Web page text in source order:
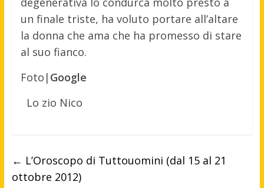
un finale triste, ha voluto portare all’altare
la donna che ama che ha promesso di stare
al suo fianco.
Foto| Google
Lo zio Nico
← L’Oroscopo di Tuttouomini (dal 15 al 21
ottobre 2012)